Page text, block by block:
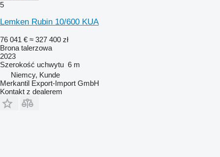
5
Lemken Rubin 10/600 KUA
76 041 € ≈ 327 400 zł
Brona talerzowa
2023
Szerokość uchwytu 6 m
Niemcy, Kunde
Merkantil Export-Import GmbH
Kontakt z dealerem